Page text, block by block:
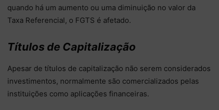
quando há um aumento ou uma diminuição no valor da
Taxa Referencial, o FGTS é afetado.
Títulos de Capitalização
Apesar de títulos de capitalização não serem considerados
investimentos, normalmente são comercializados pelas
instituições como aplicações financeiras.